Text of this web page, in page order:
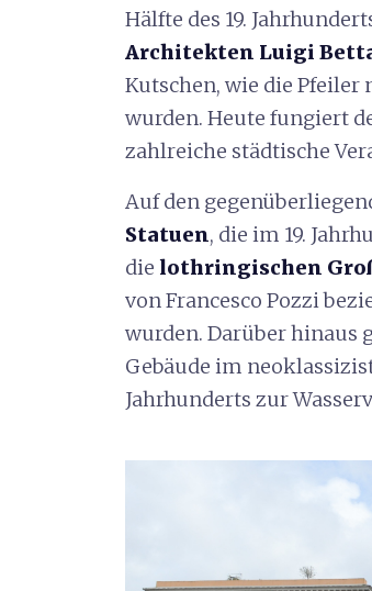
Hälfte des 19.
Architekten Luigi
Kutschen, wie die Pfeiler
wurden. Heute fungiert
zahlreiche städtische
Auf den
Statuen, die im 19.
die lothringischen
von Francesco Pozzi
wurden. Darüber hinaus
Gebäude im
Jahrhunderts zur